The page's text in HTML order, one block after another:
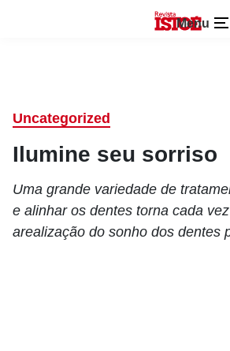
Menu
Uncategorized
Ilumine seu sorriso
Uma grande variedade de
e alinhar os dentes torna cada
arealização do sonho dos dentes